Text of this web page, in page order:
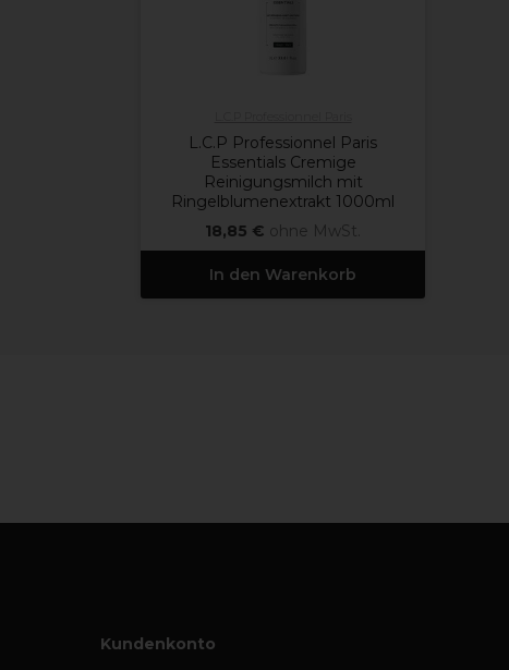
L.C.P Professionnel Paris
Essentials Cremige
Reinigungsmilch mit
Ringelblumenextrakt 1000ml
18,85 € ohne MwSt.
In den Warenkorb
Kundenkonto